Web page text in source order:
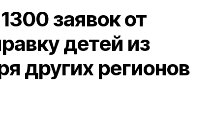
заявок от
детей из
других регионов